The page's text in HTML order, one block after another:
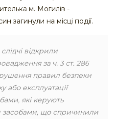
м. Могилів -
загинули на місці події.
відкрили
за ч. 3 ст. 286
правил безпеки
або експлуатації
які керують
засобами, що спричинили